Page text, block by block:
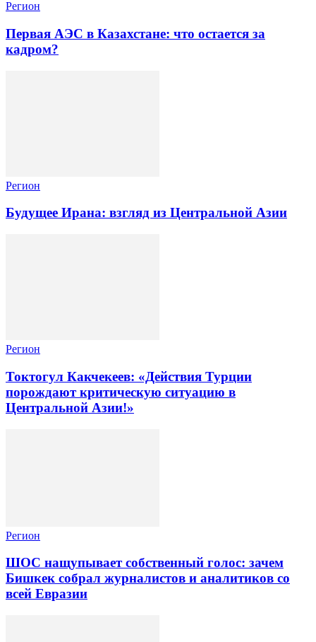
Регион
Первая АЭС в Казахстане: что остается за
кадром?
Регион
Будущее Ирана: взгляд из Центральной Азии
Регион
Токтогул Какчекеев: «Действия Турции
порождают критическую ситуацию в
Центральной Азии!»
Регион
ШОС нащупывает собственный голос: зачем
Бишкек собрал журналистов и аналитиков со
всей Евразии